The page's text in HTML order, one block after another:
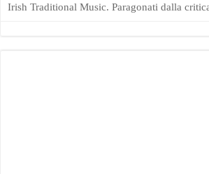
Irish Traditional Music. Paragonati dalla